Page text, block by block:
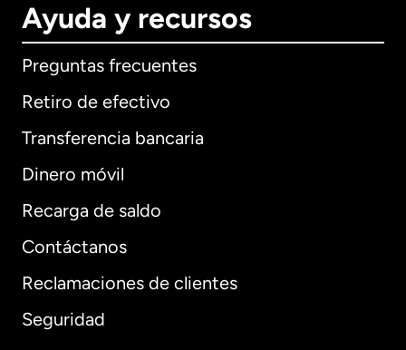
Ayuda y recursos
Preguntas frecuentes
Retiro de efectivo
Transferencia bancaria
Dinero móvil
Recarga de saldo
Contáctanos
Reclamaciones de clientes
Seguridad